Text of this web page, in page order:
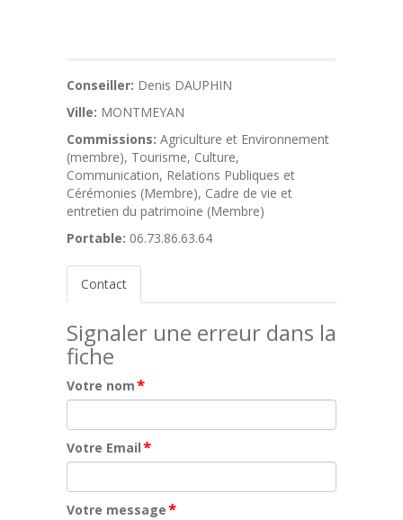
Conseiller: Denis DAUPHIN
Ville: MONTMEYAN
Commissions: Agriculture et Environnement
(membre), Tourisme, Culture,
Communication, Relations Publiques et
Cérémonies (Membre), Cadre de vie et
entretien du patrimoine (Membre)
Portable: 06.73.86.63.64
Contact
Signaler une erreur dans la
fiche
Votre nom*
Votre Email*
Votre message*